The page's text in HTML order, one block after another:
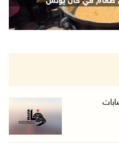
مواطني ...
في خربة الحم ...
يدع ...
البحري ا ...